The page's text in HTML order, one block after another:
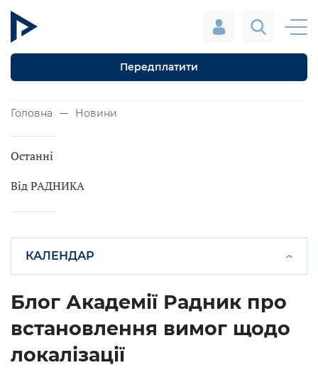
Передплатити
Головна Новини
Останні
Від РАДНИКА
КАЛЕНДАР
Блог Академії Радник про
встановлення вимог щодо
локалізації